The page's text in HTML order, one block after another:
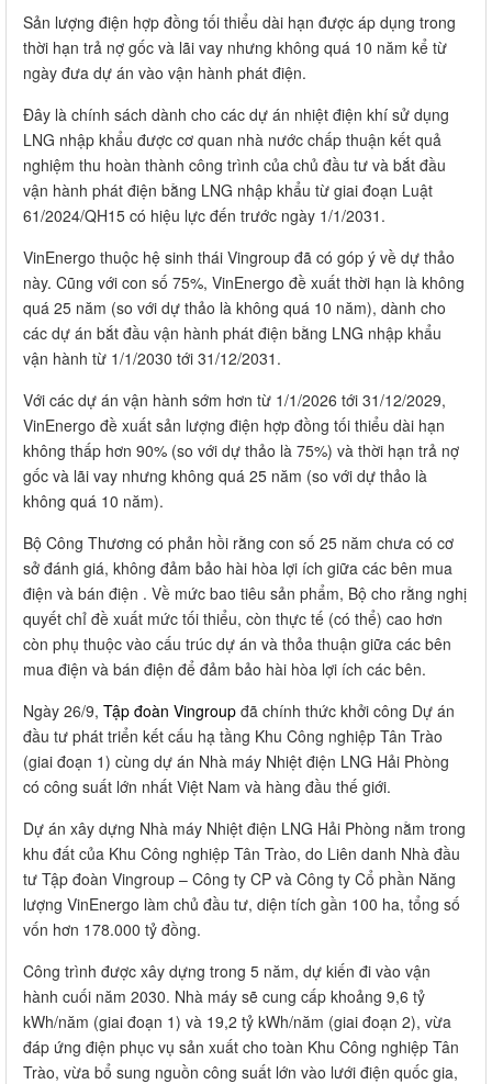
Sản lượng điện hợp đồng tối thiểu dài hạn được áp dụng trong
thời hạn trả nợ gốc và lãi vay nhưng không quá 10 năm kể từ
ngày đưa dự án vào vận hành phát điện.
Đây là chính sách dành cho các dự án nhiệt điện khí sử dụng
LNG nhập khẩu được cơ quan nhà nước chấp thuận kết quả
nghiệm thu hoàn thành công trình của chủ đầu tư và bắt đầu
vận hành phát điện bằng LNG nhập khẩu từ giai đoạn Luật
61/2024/QH15 có hiệu lực đến trước ngày 1/1/2031.
VinEnergo thuộc hệ sinh thái Vingroup đã có góp ý về dự thảo
này. Cũng với con số 75%, VinEnergo đề xuất thời hạn là không
quá 25 năm (so với dự thảo là không quá 10 năm), dành cho
các dự án bắt đầu vận hành phát điện bằng LNG nhập khẩu
vận hành từ 1/1/2030 tới 31/12/2031.
Với các dự án vận hành sớm hơn từ 1/1/2026 tới 31/12/2029,
VinEnergo đề xuất sản lượng điện hợp đồng tối thiểu dài hạn
không thấp hơn 90% (so với dự thảo là 75%) và thời hạn trả nợ
gốc và lãi vay nhưng không quá 25 năm (so với dự thảo là
không quá 10 năm).
Bộ Công Thương có phản hồi rằng con số 25 năm chưa có cơ
sở đánh giá, không đảm bảo hài hòa lợi ích giữa các bên mua
điện và bán điện . Về mức bao tiêu sản phẩm, Bộ cho rằng nghị
quyết chỉ đề xuất mức tối thiểu, còn thực tế (có thể) cao hơn
còn phụ thuộc vào cấu trúc dự án và thỏa thuận giữa các bên
mua điện và bán điện để đảm bảo hài hòa lợi ích các bên.
Ngày 26/9, Tập đoàn Vingroup đã chính thức khởi công Dự án
đầu tư phát triển kết cấu hạ tầng Khu Công nghiệp Tân Trào
(giai đoạn 1) cùng dự án Nhà máy Nhiệt điện LNG Hải Phòng
có công suất lớn nhất Việt Nam và hàng đầu thế giới.
Dự án xây dựng Nhà máy Nhiệt điện LNG Hải Phòng nằm trong
khu đất của Khu Công nghiệp Tân Trào, do Liên danh Nhà đầu
tư Tập đoàn Vingroup – Công ty CP và Công ty Cổ phần Năng
lượng VinEnergo làm chủ đầu tư, diện tích gần 100 ha, tổng số
vốn hơn 178.000 tỷ đồng.
Công trình được xây dựng trong 5 năm, dự kiến đi vào vận
hành cuối năm 2030. Nhà máy sẽ cung cấp khoảng 9,6 tỷ
kWh/năm (giai đoạn 1) và 19,2 tỷ kWh/năm (giai đoạn 2), vừa
đáp ứng điện phục vụ sản xuất cho toàn Khu Công nghiệp Tân
Trào, vừa bổ sung nguồn công suất lớn vào lưới điện quốc gia,